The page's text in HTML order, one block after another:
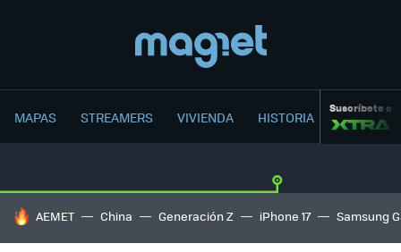
MAPAS STREAMERS VIVIENDA HISTORIA Suscríbete a
HOY SE HABLA DE
AEMET China Generación Z iPhone 17 Samsung